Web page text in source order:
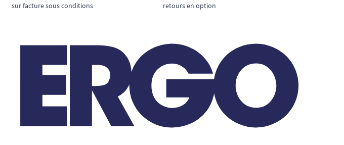
sur facture sous conditions
retours en option